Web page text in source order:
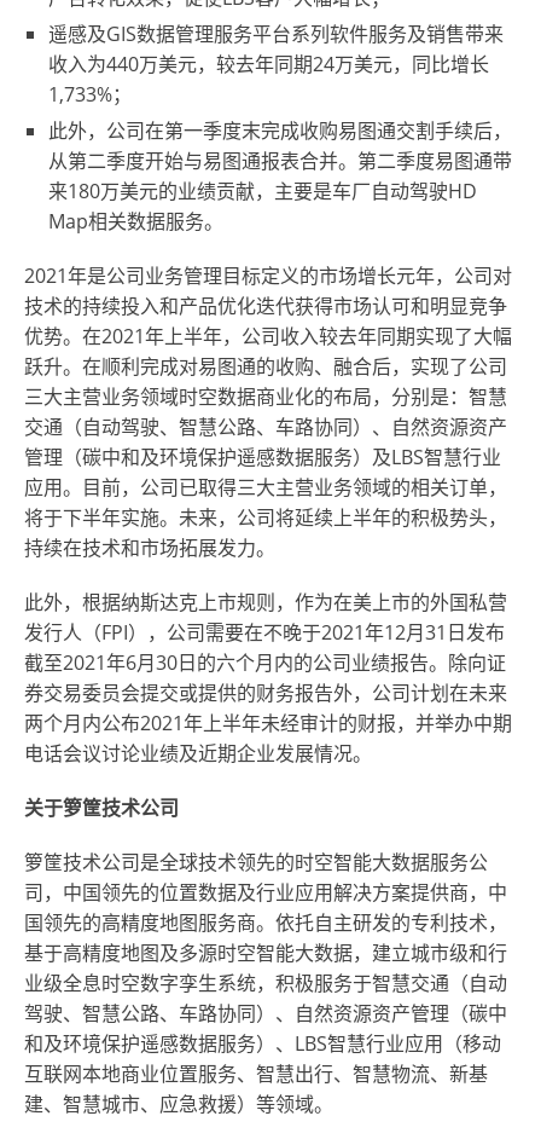
遥感及GIS数据管理服务平台系列软件服务及销售带来
收入为440万美元，较去年同期24万美元，同比增长
1,733%；
此外，公司在第一季度末完成收购易图通交割手续后，
从第二季度开始与易图通报表合并。第二季度易图通带
来180万美元的业绩贡献，主要是车厂自动驾驶HD
Map相关数据服务。
2021年是公司业务管理目标定义的市场增长元年，公司对
技术的持续投入和产品优化迭代获得市场认可和明显竞争
优势。在2021年上半年，公司收入较去年同期实现了大幅
跃升。在顺利完成对易图通的收购、融合后，实现了公司
三大主营业务领域时空数据商业化的布局，分别是：智慧
交通（自动驾驶、智慧公路、车路协同）、自然资源资产
管理（碳中和及环境保护遥感数据服务）及LBS智慧行业
应用。目前，公司已取得三大主营业务领域的相关订单，
将于下半年实施。未来，公司将延续上半年的积极势头，
持续在技术和市场拓展发力。
此外，根据纳斯达克上市规则，作为在美上市的外国私营
发行人（FPI），公司需要在不晚于2021年12月31日发布
截至2021年6月30日的六个月内的公司业绩报告。除向证
券交易委员会提交或提供的财务报告外，公司计划在未来
两个月内公布2021年上半年未经审计的财报，并举办中期
电话会议讨论业绩及近期企业发展情况。
关于箩筐技术公司
箩筐技术公司是全球技术领先的时空智能大数据服务公
司，中国领先的位置数据及行业应用解决方案提供商，中
国领先的高精度地图服务商。依托自主研发的专利技术，
基于高精度地图及多源时空智能大数据，建立城市级和行
业级全息时空数字孪生系统，积极服务于智慧交通（自动
驾驶、智慧公路、车路协同）、自然资源资产管理（碳中
和及环境保护遥感数据服务）、LBS智慧行业应用（移动
互联网本地商业位置服务、智慧出行、智慧物流、新基
建、智慧城市、应急救援）等领域。